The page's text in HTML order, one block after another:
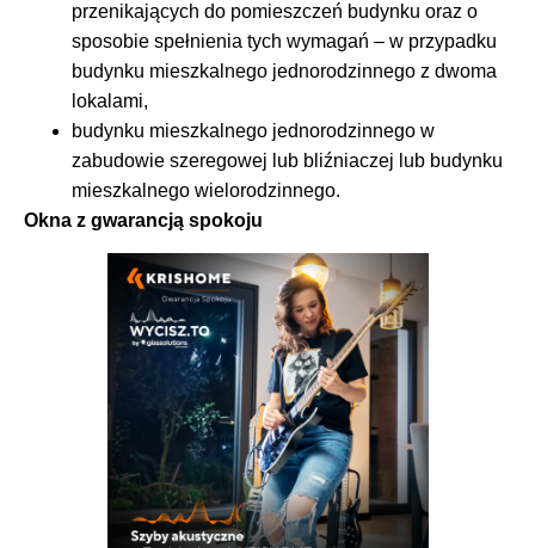
przenikających do pomieszczeń budynku oraz o
sposobie spełnienia tych wymagań – w przypadku
budynku mieszkalnego jednorodzinnego z dwoma
lokalami,
budynku mieszkalnego jednorodzinnego w
zabudowie szeregowej lub bliźniaczej lub budynku
mieszkalnego wielorodzinnego.
Okna z gwarancją spokoju